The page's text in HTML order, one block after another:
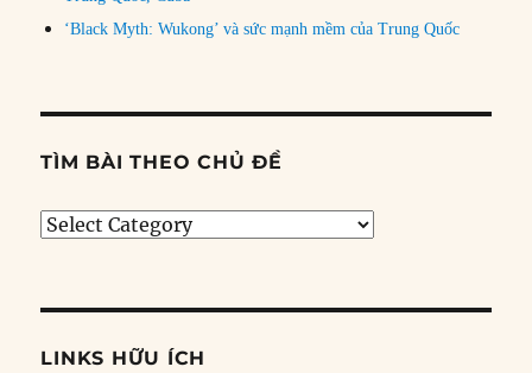
‘Black Myth: Wukong’ và sức mạnh mềm của Trung Quốc
TÌM BÀI THEO CHỦ ĐỀ
Tìm
đề
LINKS HỮU ÍCH